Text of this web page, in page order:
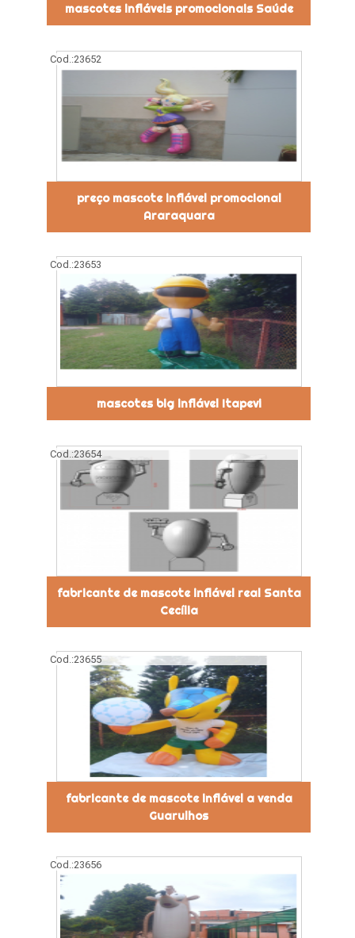
mascotes infláveis promocionais Saúde
Cod.:23652
preço mascote inflável promocional
Araraquara
Cod.:23653
mascotes big inflável Itapevi
Cod.:23654
fabricante de mascote inflável real Santa
Cecília
Cod.:23655
fabricante de mascote inflável a venda
Guarulhos
Cod.:23656